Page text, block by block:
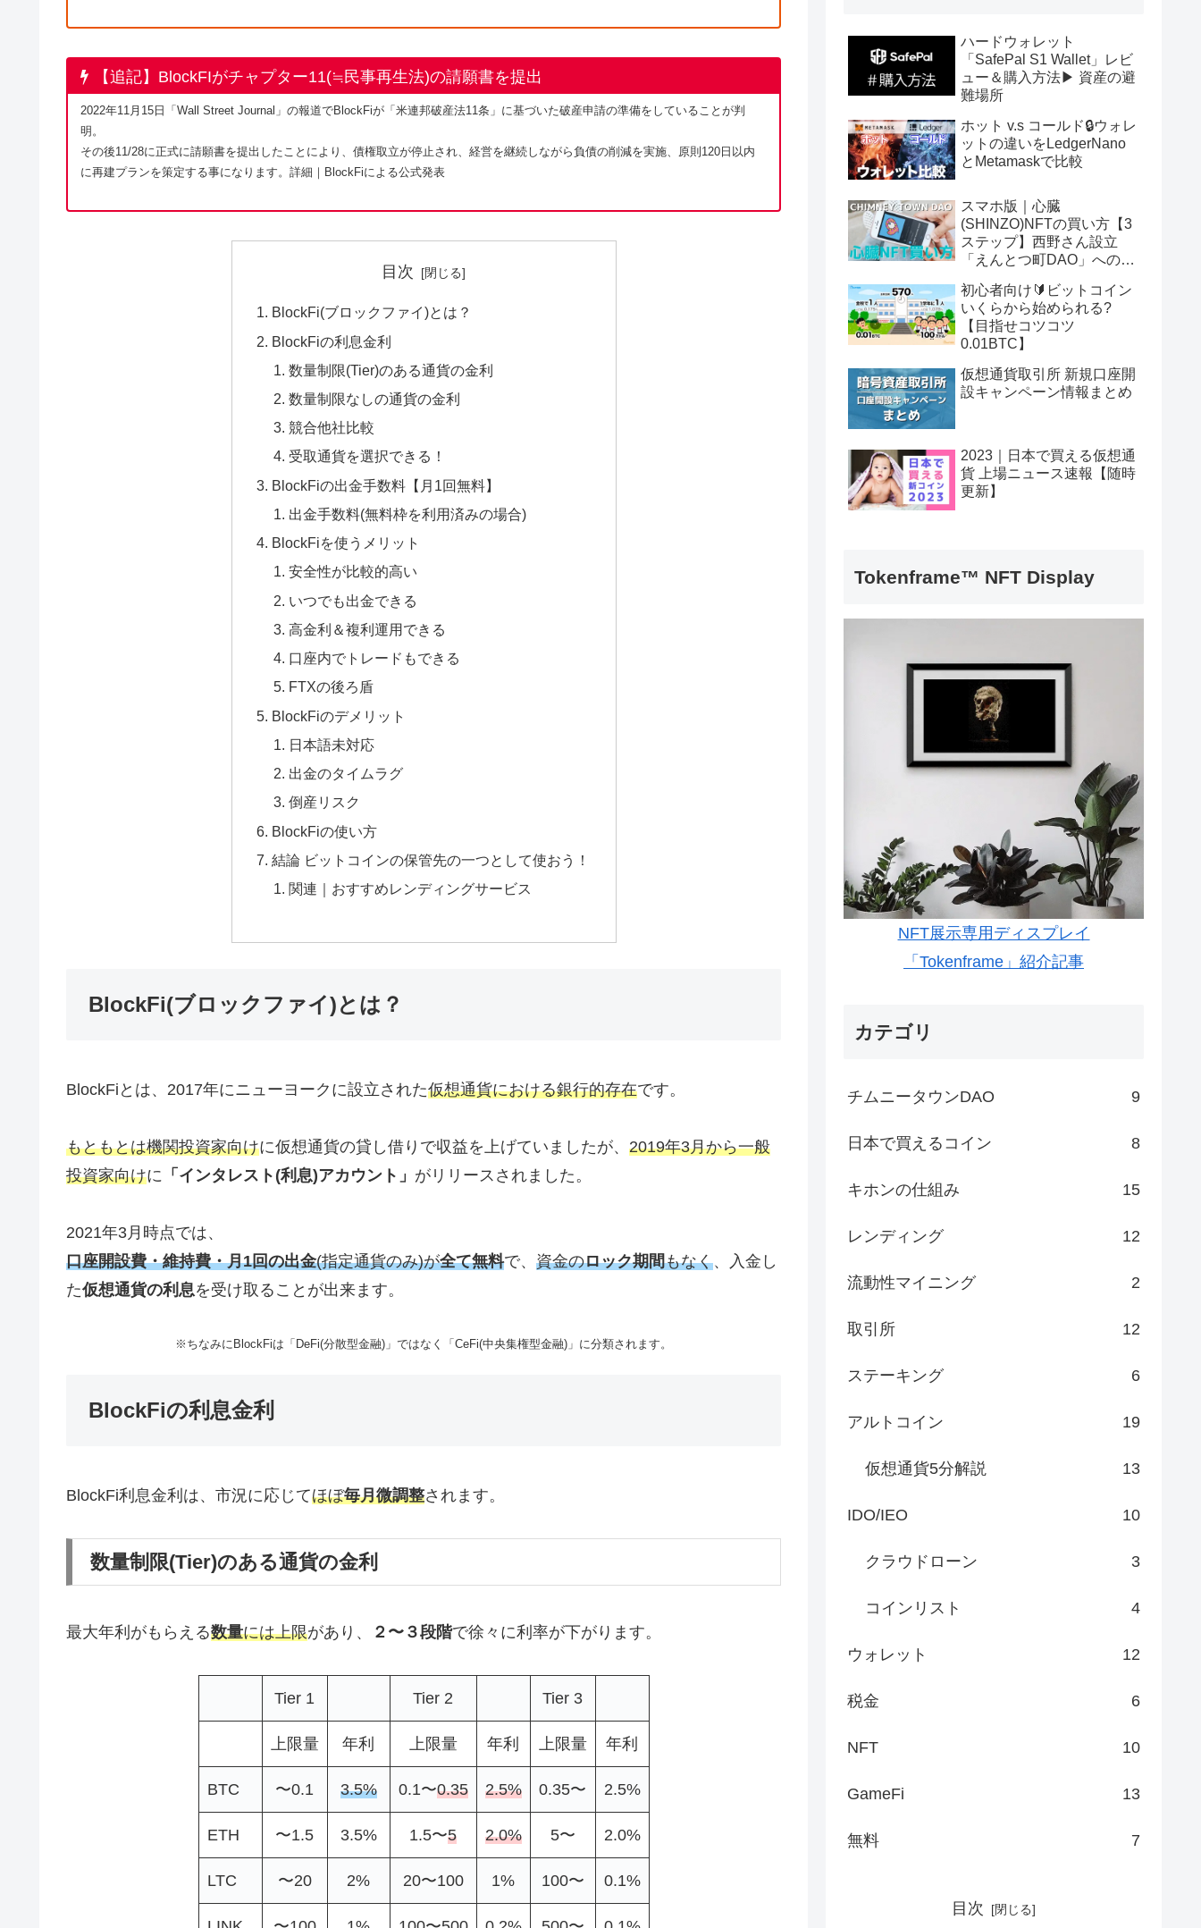
【追記】BlockFIがチャプター11(≒民事再生法)の請願書を提出
2022年11月15日「Wall Street Journal」の報道でBlockFiが「米連邦破産法11条」に基づいた破産申請の準備をしていることが判
明。
その後11/28に正式に請願書を提出したことにより、債権取立が停止され、経営を継続しながら負債の削減を実施、原則120日以内
に再建プランを策定する事になります。詳細｜BlockFiによる公式発表
目次
BlockFi(ブロックファイ)とは？
BlockFiの利息金利
数量制限(Tier)のある通貨の金利
数量制限なしの通貨の金利
競合他社比較
受取通貨を選択できる！
BlockFiの出金手数料【月1回無料】
出金手数料(無料枠を利用済みの場合)
BlockFiを使うメリット
安全性が比較的高い
いつでも出金できる
高金利＆複利運用できる
口座内でトレードもできる
FTXの後ろ盾
BlockFiのデメリット
日本語未対応
出金のタイムラグ
倒産リスク
BlockFiの使い方
結論 ビットコインの保管先の一つとして使おう！
関連｜おすすめレンディングサービス
BlockFi(ブロックファイ)とは？
BlockFiとは、2017年にニューヨークに設立された仮想通貨における銀行的存在です。
もともとは機関投資家向けに仮想通貨の貸し借りで収益を上げていましたが、 2019年3月から一般
投資家向けに 「インタレスト(利息)アカウント」 がリリースされました。
2021年3月時点では、
口座開設費・維持費・月1回の出金(指定通貨のみ)が全て無料で、 資金のロック期間もなく、入金し
た仮想通貨の利息を受け取ることが出来ます。
※ちなみにBlockFiは「DeFi(分散型金融)」ではなく「CeFi(中央集権型金融)」に分類されます。
BlockFiの利息金利
BlockFi利息金利は、市況に応じてほぼ毎月微調整されます。
数量制限(Tier)のある通貨の金利
最大年利がもらえる数量には上限があり、 ２〜３段階で徐々に利率が下がります。
Tier 1 Tier 2 Tier 3
上限量 年利 上限量 年利 上限量 年利
BTC 〜0.1 3.5% 0.1〜0.35 2.5% 0.35〜 2.5%
ETH 〜1.5 3.5% 1.5〜5 2.0% 5〜 2.0%
LTC 〜20 2% 20〜100 1% 100〜 0.1%
ハードウォレット
「SafePal S1 Wallet」レビ
ュー＆購入方法▶ 資産の避
難場所
ホット v.s コールド🔒ウォレ
ットの違いをLedgerNano
とMetamaskで比較
スマホ版｜心臓
(SHINZO)NFTの買い方【3
ステップ】西野さん設立
「えんとつ町DAO」へのパ
初心者向け🔰ビットコイン
いくらから始められる?
【目指せコツコツ
0.01BTC】
仮想通貨取引所 新規口座開
設キャンペーン情報まとめ
2023｜日本で買える仮想通
貨 上場ニュース速報【随時
更新】
Tokenframe™ NFT Display
NFT展示専用ディスプレイ
「Tokenframe」紹介記事
カテゴリ
チムニータウンDAO 9
日本で買えるコイン 8
キホンの仕組み 15
レンディング 12
流動性マイニング 2
取引所 12
ステーキング 6
アルトコイン 19
仮想通貨5分解説 13
IDO/IEO 10
クラウドローン 3
コインリスト 4
ウォレット 12
税金 6
NFT 10
GameFi 13
無料 7
目次